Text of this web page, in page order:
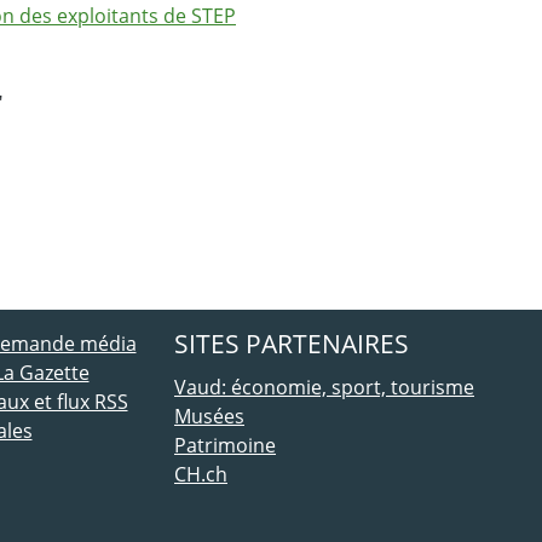
des exploitants de STEP
média
Gazette
et flux RSS
SITES PARTENAIRES
Vaud: économie, sport, tourisme
Musées
Patrimoine
CH.ch